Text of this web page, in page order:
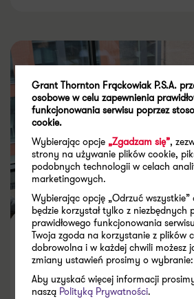
Jak audyt śledczy
przygotować firmę
międzynarodowego?
Grant Thornton Frąckowiak P.S.A.
osobowe w celu zapewnienia
funkcjonowania serwisu poprzez
cookie.
Wybierając opcje„Zgadzam się”,
strony na używanie plików cookie,
podobnych technologii w celach
marketingowych.
Wybierając opcję „Odrzuć
będzie korzystał tylko z niezbędnych
prawidłowego funkcjonowania
Twoja zgoda na korzystanie z plików
dobrowolna i w każdej chwili możesz
zmiany ustawień prosimy o wybranie:
Aby uzyskać więcej informacji
naszą Polityką Prywatności.